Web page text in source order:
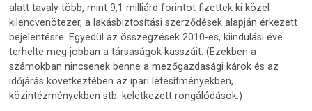
alatt tavaly több, mint 9,1 milliárd forintot fizettek ki közel
kilencvenötezer, a lakásbiztosítási szerződések alapján érkezett
bejelentésre. Egyedül az összegzések 2010-es, kiindulási éve
terhelte meg jobban a társaságok kasszáit. (Ezekben a
számokban nincsenek benne a mezőgazdasági károk és az
időjárás következtében az ipari létesítményekben,
közintézményekben stb. keletkezett rongálódások.)